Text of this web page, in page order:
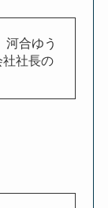
河合ゆう
社長の